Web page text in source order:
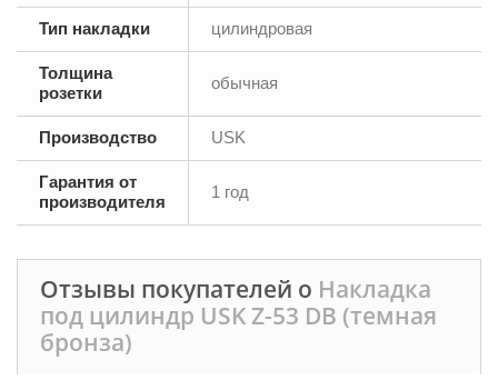
Тип накладки цилиндровая
Толщина
розетки
обычная
Производство USK
Гарантия от
производителя
1 год
Отзывы покупателей о Накладка
под цилиндр USK Z-53 DB (темная
бронза)